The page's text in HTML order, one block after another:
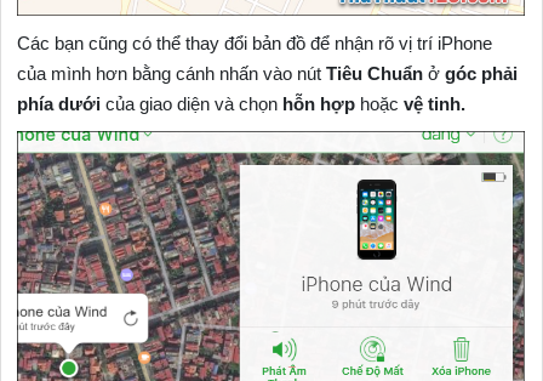
Các bạn cũng có thể thay đổi bản đồ để nhận rõ vị trí iPhone
của mình hơn bằng cánh nhấn vào nútTiêu Chuẩn ởgóc phải
phía dưới của giao diện và chọn hỗn hợp hoặcvệ tinh.